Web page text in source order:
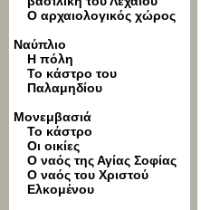
Ο αρχαιολογικός χώρος
Ναύπλιο
Η πόλη
Το κάστρο του
Παλαμηδίου
Μονεμβασιά
Το κάστρο
Οι οικίες
Ο ναός της Αγίας Σοφίας
Ο ναός του Χριστού
Ελκομένου